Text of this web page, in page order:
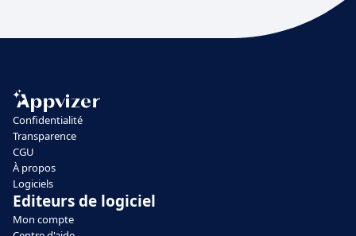
Confidentialité
Transparence
CGU
À propos
Logiciels
Editeurs de logiciel
Mon compte